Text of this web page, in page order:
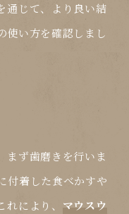
通じて、より良い結
使い方を確認しまし
まず歯磨きを行いま
付着した食べかすや
により、 マウスウ